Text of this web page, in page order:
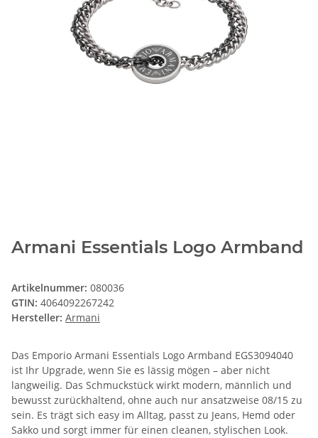
Armani Essentials Logo Armband
Artikelnummer: 080036
GTIN: 4064092267242
Hersteller: Armani
Das Emporio Armani Essentials Logo Armband EGS3094040
ist Ihr Upgrade, wenn Sie es lässig mögen – aber nicht
langweilig. Das Schmuckstück wirkt modern, männlich und
bewusst zurückhaltend, ohne auch nur ansatzweise 08/15 zu
sein. Es trägt sich easy im Alltag, passt zu Jeans, Hemd oder
Sakko und sorgt immer für einen cleanen, stylischen Look.